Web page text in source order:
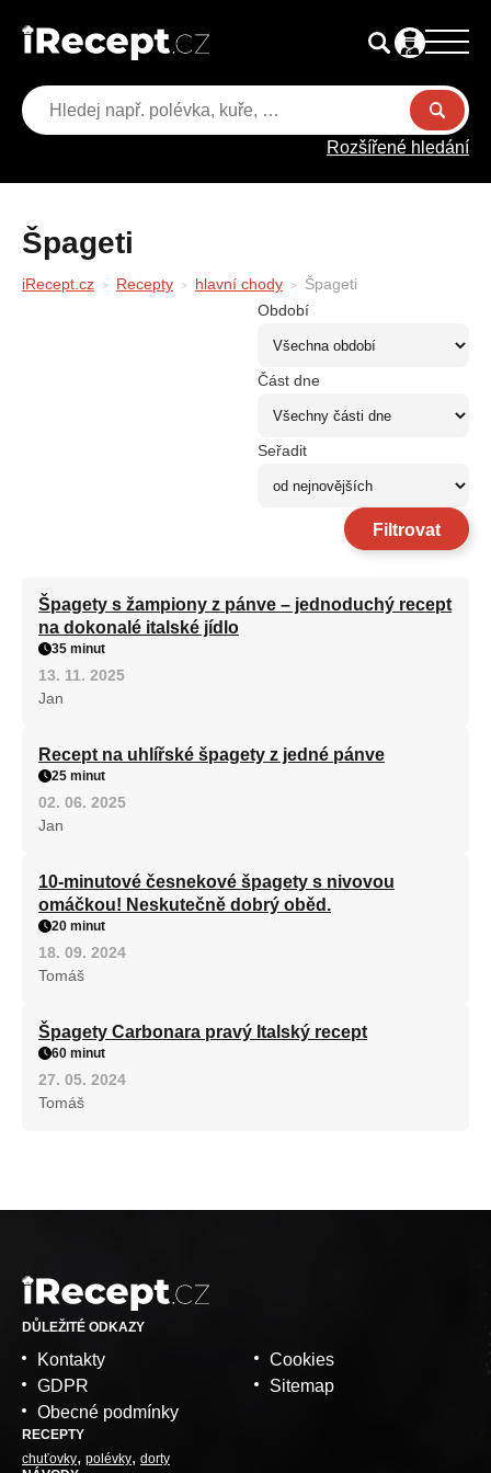
Rozšířené hledání
Špageti
iRecept.cz Recepty hlavní chody
Špageti
Období
Část dne
Seřadit
Filtrovat
Špagety s žampiony z pánve – jednoduchý recept
na dokonalé italské jídlo
35 minut
13. 11. 2025
Jan
Recept na uhlířské špagety z jedné pánve
25 minut
02. 06. 2025
Jan
10-minutové česnekové špagety s nivovou
omáčkou! Neskutečně dobrý oběd.
20 minut
18. 09. 2024
Tomáš
Špagety Carbonara pravý Italský recept
60 minut
27. 05. 2024
Tomáš
DŮLEŽITÉ ODKAZY
Kontakty
GDPR
Obecné podmínky
Cookies
Sitemap
RECEPTY
chuťovky polévky dorty